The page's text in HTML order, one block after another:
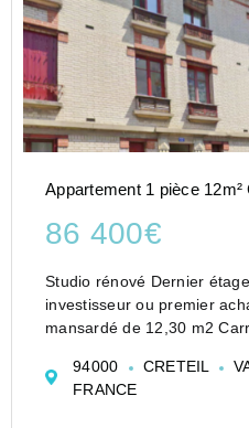
Appartement 1 pièce 12m²
86 400€
Studio rénové Dernier étage Secteur Village. Idéal
investisseur ou premier
mansardé de 12,30 m2
le secteur très recherché «
94000 CRETEIL
FRANCE